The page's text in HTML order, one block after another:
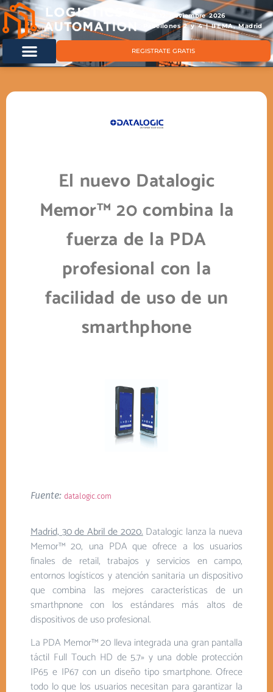
11 & 12 noviembre 2026
Pabellones 2 y 4 | IFEMA, Madrid
REGISTRATE GRATIS
El nuevo Datalogic
Memor™ 20 combina la
fuerza de la PDA
profesional con la
facilidad de uso de un
smarthphone
Fuente: datalogic.com
Madrid, 30 de Abril de 2020.Datalogic lanza la nueva
Memor™ 20, una PDA que ofrece a los usuarios
finales de retail, trabajos y servicios en campo,
entornos logísticos y atención sanitaria un dispositivo
que combina las mejores características de un
smarthpnone con los estándares más altos de
dispositivos de uso profesional.
La PDA Memor™ 20 lleva integrada una gran pantalla
táctil Full Touch HD de 5.7» y una doble protección
IP65 e IP67 con un diseño tipo smartphone. Ofrece
todo lo que los usuarios necesitan para garantizar la